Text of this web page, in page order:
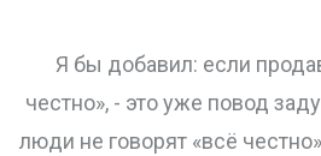
Я бы добавил: если
честно», - это уже повод
люди не говорят «всё